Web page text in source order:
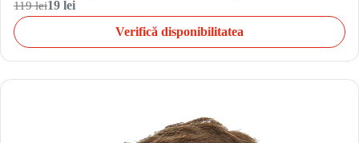
119 lei19 lei
Verifică disponibilitatea